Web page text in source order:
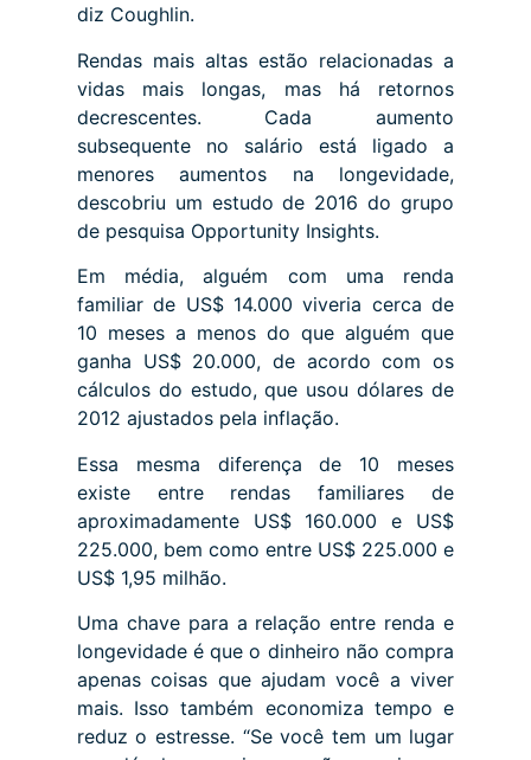
diz Coughlin.
Rendas mais altas estão relacionadas a
vidas mais longas, mas há retornos
decrescentes. Cada aumento
subsequente no salário está ligado a
menores aumentos na longevidade,
descobriu um estudo de 2016 do grupo
de pesquisa Opportunity Insights.
Em média, alguém com uma renda
familiar de US$ 14.000 viveria cerca de
10 meses a menos do que alguém que
ganha US$ 20.000, de acordo com os
cálculos do estudo, que usou dólares de
2012 ajustados pela inflação.
Essa mesma diferença de 10 meses
existe entre rendas familiares de
aproximadamente US$ 160.000 e US$
225.000, bem como entre US$ 225.000 e
US$ 1,95 milhão.
Uma chave para a relação entre renda e
longevidade é que o dinheiro não compra
apenas coisas que ajudam você a viver
mais. Isso também economiza tempo e
reduz o estresse. “Se você tem um lugar